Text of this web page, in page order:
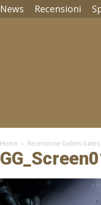
News Recensioni
Home Recensione Golem